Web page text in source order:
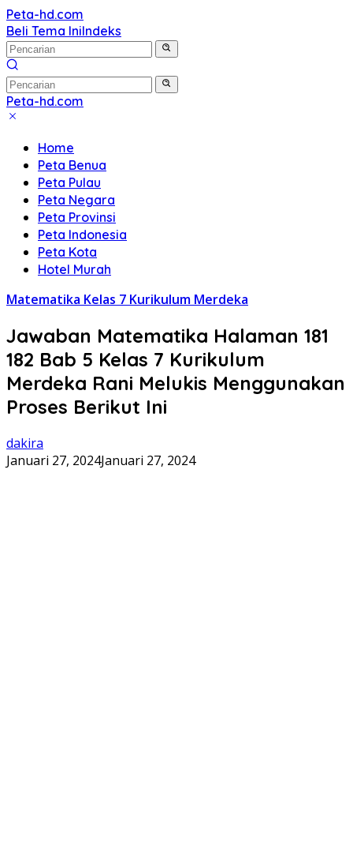
Langsung
ke
konten
Peta-hd.com
Kumpulan
Gambar
Peta
HD
Beli Tema IniIndeks
Peta-hd.com
Kumpulan
Peta
HD
Home
Peta Benua
Peta Pulau
Peta Negara
Peta Provinsi
Peta Indonesia
Peta Kota
Hotel Murah
Matematika Kelas 7 Kurikulum Merdeka
Jawaban Matematika Halaman 181
182 Bab 5 Kelas 7 Kurikulum
Merdeka Rani Melukis Menggunakan
Proses Berikut Ini
dakira
Januari 27, 2024Januari 27, 2024